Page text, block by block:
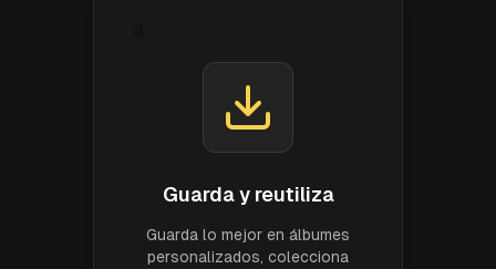
Guarda y reutiliza
Guarda lo mejor en álbumes
personalizados, colecciona